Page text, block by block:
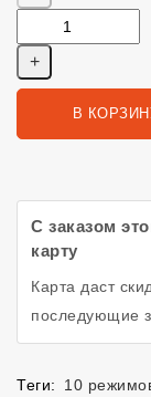
В
С заказом
карту
Карта даст
последующие
Теги: 10